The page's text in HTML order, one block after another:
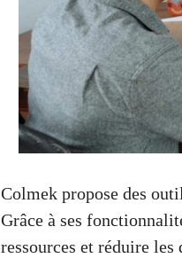
Colmek propose des
Grâce à ses
ressources et réduire